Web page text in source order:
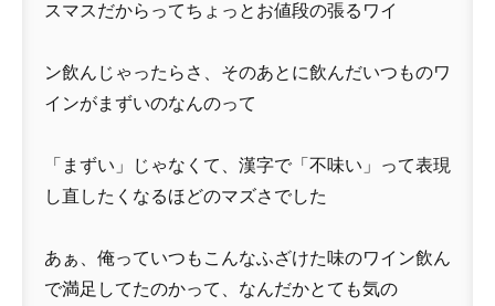
スマスだからってちょっとお値段の張るワイ
ン飲んじゃったらさ、そのあとに飲んだいつものワ
インがまずいのなんのって
「まずい」じゃなくて、漢字で「不味い」って表現
し直したくなるほどのマズさでした
あぁ、俺っていつもこんなふざけた味のワイン飲ん
で満足してたのかって、なんだかとても気の